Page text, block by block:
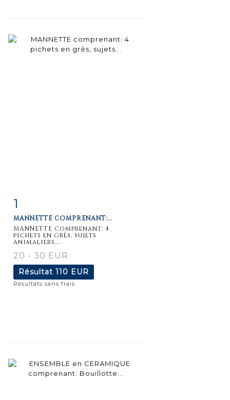
détaillée
1
MANNETTE COMPRENANT:...
MANNETTE comprenant: 4
pichets en grès, sujets
animaliers,...
20 - 30 EUR
Résultat 110 EUR
Résultats sans frais